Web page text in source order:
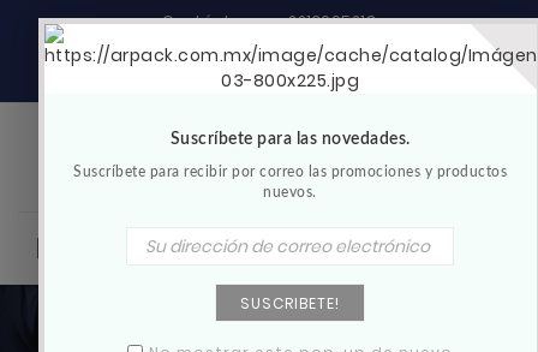
Contáctanos : 2213695218
Idioma Iniciar sesión
(0Artículo(s)
Suscríbete para las novedades.
Suscríbete para recibir por correo las promociones y productos
nuevos.
SUSCRIBETE!